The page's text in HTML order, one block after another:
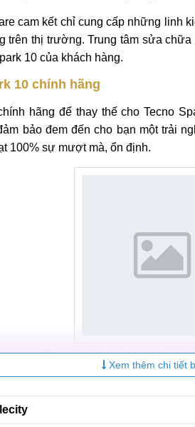
cam kết chỉ cung cấp những linh
trên thị trường. Trung tâm sửa
10 của khách hàng.
10 chính hãng
hãng để thay thế cho Tecno
bảo đem đến cho bạn một trải
100% sự mượt mà, ổn định.
Thay màn hình chính hãng
dùng thao tác trực tiếp, nhận thông
Xem thêm chi tiết